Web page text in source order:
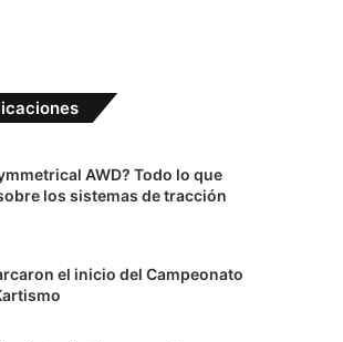
AWD? Todo lo que
los sistemas de tracción
el inicio del Campeonato